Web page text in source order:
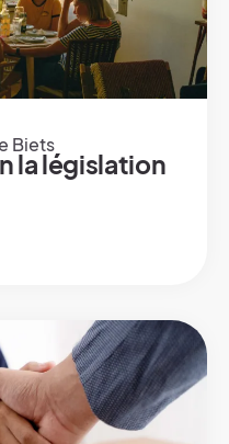
Biets
la législation